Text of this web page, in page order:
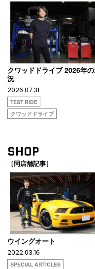
クワッドドライブ 2026年
況
2026.07.31
TEST RIDE
クワッドドライブ
SHOP
［同店舗記事］
ウイングオート
2022.03.16
SPECIAL ARTICLES